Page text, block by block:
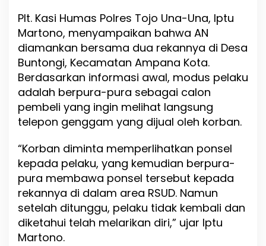
m
S
e
h
a
r
i
P
l
a
u
D
i
a
m
Plt. Kasi Humas Polres Tojo Una-Una, Iptu
Martono, menyampaikan bahwa AN
diamankan bersama dua rekannya di Desa
Buntongi, Kecamatan Ampana Kota.
Berdasarkan informasi awal, modus pelaku
adalah berpura-pura sebagai calon
pembeli yang ingin melihat langsung
telepon genggam yang dijual oleh korban.
“Korban diminta memperlihatkan ponsel
kepada pelaku, yang kemudian berpura-
pura membawa ponsel tersebut kepada
rekannya di dalam area RSUD. Namun
setelah ditunggu, pelaku tidak kembali dan
diketahui telah melarikan diri,” ujar Iptu
Martono.